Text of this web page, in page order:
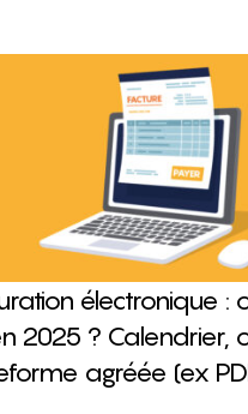
électronique :
2025 ? Calendrier,
agréée (ex